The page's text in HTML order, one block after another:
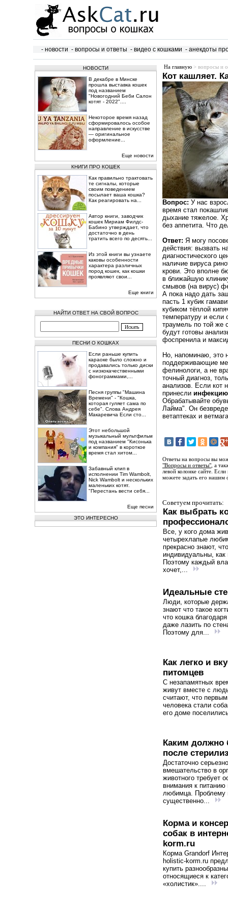
- новости - вопросы и ответы - видео с кошками - анекдоты
НОВОСТИ
В декабре в Минске
прошла выставка кошек
под названием
"Новогодний Беби Салон
котят - 2022"....
Некоторое время назад
сформировалось особое
направление в искусстве
— оригинальное
оформление...
Еще новости
КНИГИ ПРО КОШЕК
Как правильно трактовать
те сигналы, которые
своим поведением
посылает ваша кошка?
Как реагировать на...
Автор книги, заводчик
кошек Мириам Филдс-
Бабино утверждает, что
достаточно в день
тратить всего по десять...
Из этой книги вы узнаете
каковы особенности
характера различных
пород кошек, как кошки
проявляют свои...
Еще книги
НАЙТИ ОТВЕТ НА СВОЙ ВОПРОС
ПЕСНИ О КОШКАХ
Если раньше купить
караоке было сложно и
продавались только диски
с низкокачественными
фонограммами,...
Песня группы "Машина
Времени" - "Кошка,
которая гуляет сама по
себе". Слова Андрея
Макаревича Если сто...
Этот небольшой
музыкальный мультфильм
под названием "Кисонька
и компания" в короткое
время стал хитом...
Забавный клип в
исполнении Tim Wambolt,
Nick Wambolt и нескольких
маленьких котят.
"Перестань вести себя...
Еще песни
ЭТО ИНТЕРЕСНО
На главную > вопросы и
Кот кашляет.
Вопрос: У нас
время стал
дыхание тяжелое.
без аппетита. Что
Ответ: Я могу
действия: вызвать
диагностического
наличие вируса
крови. Это вполне
в ближайшую
смывов (на вирус)
А пока надо дать
пасть 1 кубик
кубиком тёплой
температуру и если
траумель по той же
будут готовы
фоспренила и
Но, напоминаю, это
поддерживающие
фелинологи, а не
точный диагноз,
анализов. Если кот
принесли инфекцию
Обрабатывайте
Лайма". Он
ветаптеках и
Ответы на вопросы вы
"Вопросы и ответы" , а
левой колонке сайте.
можете задать его
Советуем прочитать:
Как выбрать
Все, у кого дома
четырехлапые
прекрасно знают,
индивидуальны, как
Поэтому каждый
хочет,...
Идеальные
Люди, которые
знают что такое
что кошка
даже лазить по
Поэтому для...
Как легко и
питомцев
С незапамятных
живут вместе с
считают, что
человека стали
его доме
Каким должно
после
Достаточно
вмешательство в
животного требует
внимания к питанию
любимца. Проблему
существенно...
Корма и
собак в
korm.ru
Корма Grandorf
holistic-korm.ru
купить
относящиеся к
«холистик»....